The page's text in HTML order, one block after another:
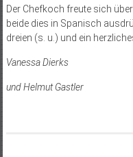
Der Chefkoch freute sich
beide dies in Spanisch
dreien (s. u.) und ein
Vanessa Dierks
und Helmut Gastler